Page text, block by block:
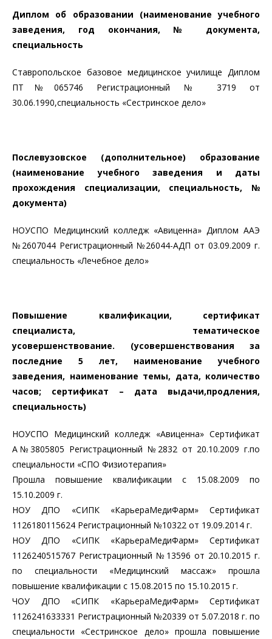
Диплом об образовании (наименование учебного
заведения, год окончания, № документа,
специальность
Ставропольское базовое медицинское училище Диплом
ПТ№065746 Регистрационный № 3719 от
30.06.1990,специальность «Сестринское дело»
Послевузовское (дополнительное) образование
(наименование учебного заведения и даты
прохождения специализации, специальность, №
документа)
НОУСПО Медицинский колледж «Авиценна» Диплом ААЭ
№2607044 Регистрационный №26044-АДП от 03.09.2009 г.
специальность «Лечебное дело»
Повышение квалификации, сертификат
специалиста, тематическое
усовершенствование. (усовершенствования за
последние 5 лет, наименование учебного
заведения, наименование темы, дата, количество
часов; сертификат – дата выдачи,продления,
специальность)
НОУСПО Медицинский колледж «Авиценна» Сертификат
А№3805805 Регистрационный №2832 от 20.10.2009 г.по
специальности «СПО Физиотерапия»
Прошла повышение квалификации с 15.08.2009 по
15.10.2009 г.
НОУ ДПО «СИПК «КарьераМедиФарм» Сертификат
1126180115624 Регистрационный №10322 от 19.09.2014 г.
НОУ ДПО «СИПК «КарьераМедиФарм» Сертификат
1126240515767 Регистрационный №13596 от 20.10.2015 г.
по специальности «Медицинский массаж» прошла
повышение квалификации с 15.08.2015 по 15.10.2015 г.
ЧОУ ДПО «СИПК «КарьераМедиФарм» Сертификат
1126241633331 Регистрационный №20339 от 5.07.2018 г. по
специальности «Сестринское дело» прошла повышение